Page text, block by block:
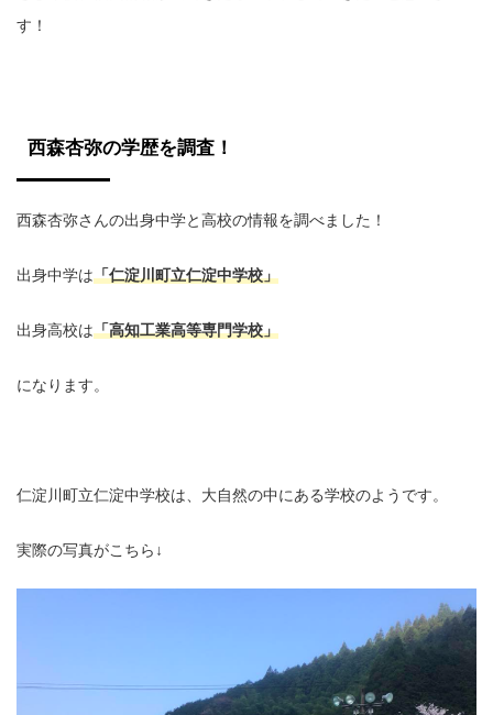
す！
西森杏弥の学歴を調査！
西森杏弥さんの出身中学と高校の情報を調べました！
出身中学は「仁淀川町立仁淀中学校」
出身高校は「高知工業高等専門学校」
になります。
仁淀川町立仁淀中学校は、大自然の中にある学校のようです。
実際の写真がこちら↓